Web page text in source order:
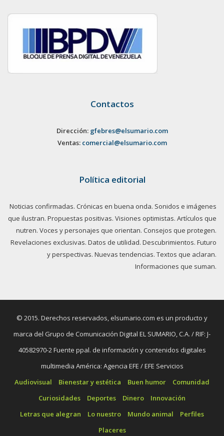
Contactos
Dirección: gfebres@elsumario.com
Ventas: comercial@elsumario.com
Política editorial
Noticias confirmadas. Crónicas en buena onda. Sonidos e imágenes
que ilustran. Propuestas positivas. Visiones optimistas. Artículos que
nutren. Voces y personajes que orientan. Consejos que protegen.
Revelaciones exclusivas. Datos de utilidad. Descubrimientos. Futuro
y perspectivas. Nuevas tendencias. Textos que aclaran.
Informaciones que suman.
© 2015. Derechos reservados, elsumario.com es un producto y
marca del Grupo de Comunicación Digital EL SUMARIO, C.A. / RIF: J-
40582970-2 Fuente ppal. de información y contenidos digitales
multimedia América: Agencia EFE / EFE Servicios
Audiovisual
Bienestar y estética Buen humor
Comunidad
Curiosidades
Deportes Dinero
Innovación
Letras que alegran
Lo nuestro Mundo animal
Perfiles
Placeres